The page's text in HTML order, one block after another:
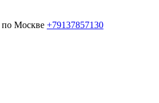
по Москве +79137857130